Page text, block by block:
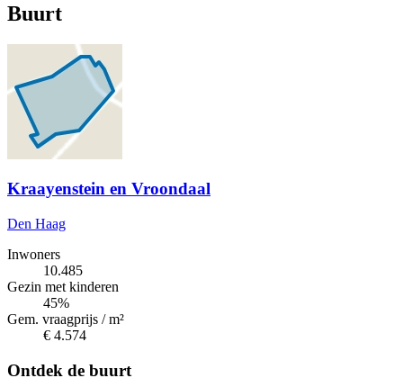
Buurt
Kraayenstein en Vroondaal
Den Haag
Inwoners
10.485
Gezin met kinderen
45%
Gem. vraagprijs / m²
€ 4.574
Ontdek de buurt